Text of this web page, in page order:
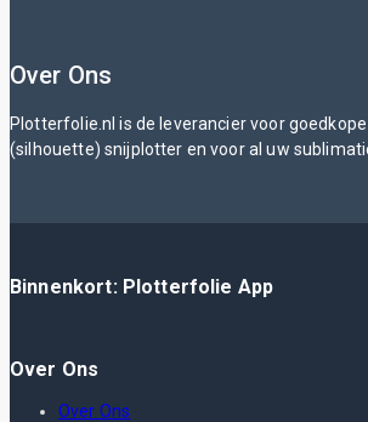
Over Ons
Plotterfolie.nl is de leverancier voor
(silhouette) snijplotter en voor al uw
Binnenkort: Plotterfolie App
Over Ons
Over Ons